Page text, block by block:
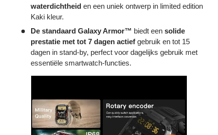
waterdichtheiden een uniek ontwerp in limited edition
Kaki kleur.
De standaard Galaxy Armor™ biedt een solide
prestatie met tot 7 dagen actiefgebruik en tot 15
dagen in stand-by, perfect voor dagelijks gebruik met
essentiële smartwatch-functies.